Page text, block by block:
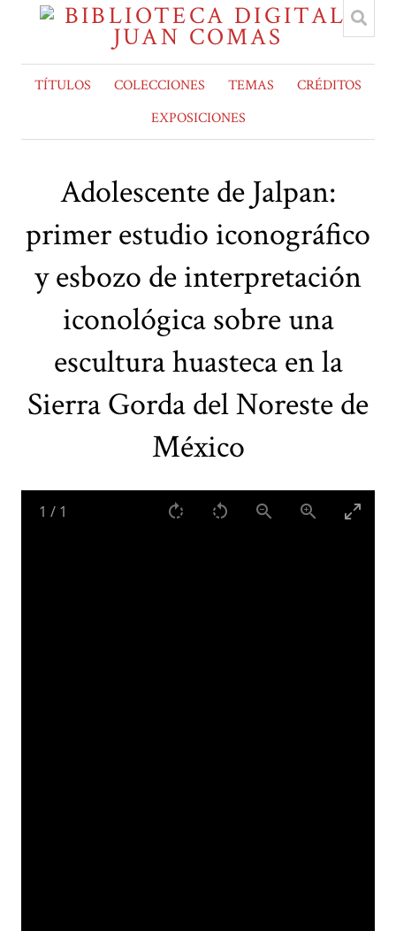
TÍTULOS COLECCIONES TEMAS
CRÉDITOS
EXPOSICIONES
Adolescente de Jalpan:
primer estudio iconográfico
y esbozo de interpretación
iconológica sobre una
escultura huasteca en la
Sierra Gorda del Noreste de
México
1 / 1